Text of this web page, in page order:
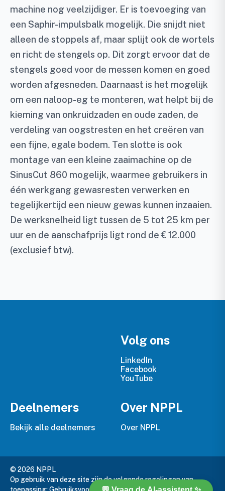
machine nog veelzijdiger. Er is toevoeging van
een Saphir-impulsbalk mogelijk. Die snijdt niet
alleen de stoppels af, maar splijt ook de wortels
en richt de stengels op. Dit zorgt ervoor dat de
stengels goed voor de messen komen en goed
worden afgesneden. Daarnaast is het mogelijk
om een naloop-eg te monteren, wat helpt bij de
kieming van onkruidzaden en oude zaden, de
verdeling van oogstresten en het creëren van
een fijne, egale bodem. Ten slotte is ook
montage van een kleine zaaimachine op de
SinusCut 860 mogelijk, waarmee gebruikers in
één werkgang gewasresten verwerken en
tegelijkertijd een nieuw gewas kunnen inzaaien.
De werksnelheid ligt tussen de 5 tot 25 km per
uur en de aanschafprijs ligt rond de € 12.000
(exclusief btw).
Volg ons
LinkedIn
Facebook
YouTube
Deelnemers
Bekijk alle deelnemers
Over NPPL
Over NPPL
© 2026 NPPL
Op gebruik van deze site zijn de volgende regelingen van